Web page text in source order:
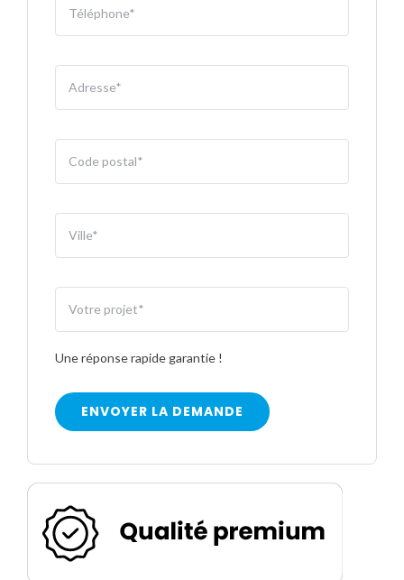
Une réponse rapide garantie !
ENVOYER LA DEMANDE